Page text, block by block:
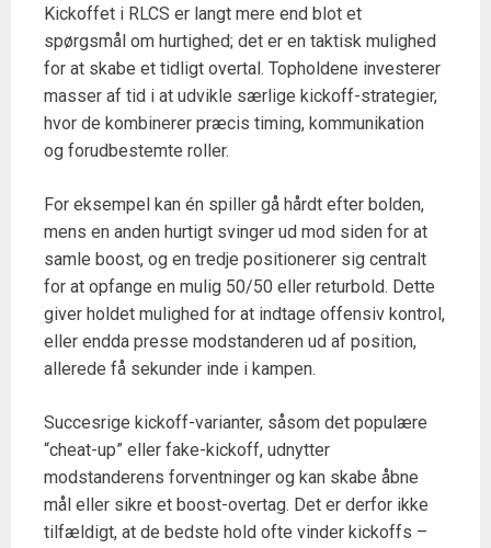
Kickoffet i RLCS er langt mere end blot et
spørgsmål om hurtighed; det er en taktisk mulighed
for at skabe et tidligt overtal. Topholdene investerer
masser af tid i at udvikle særlige kickoff-strategier,
hvor de kombinerer præcis timing, kommunikation
og forudbestemte roller.
For eksempel kan én spiller gå hårdt efter bolden,
mens en anden hurtigt svinger ud mod siden for at
samle boost, og en tredje positionerer sig centralt
for at opfange en mulig 50/50 eller returbold. Dette
giver holdet mulighed for at indtage offensiv kontrol,
eller endda presse modstanderen ud af position,
allerede få sekunder inde i kampen.
Succesrige kickoff-varianter, såsom det populære
“cheat-up” eller fake-kickoff, udnytter
modstanderens forventninger og kan skabe åbne
mål eller sikre et boost-overtag. Det er derfor ikke
tilfældigt, at de bedste hold ofte vinder kickoffs –